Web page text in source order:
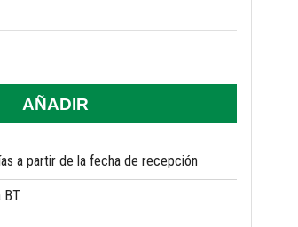
AÑADIR
a partir de la fecha de recepción
BT